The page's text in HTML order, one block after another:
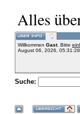
Alles
Willkommen Gast. Bitte
August 06, 2026, 05:31:28
Suche: